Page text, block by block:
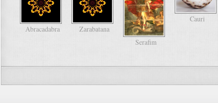
Abracadabra
Zarabatana
Serafim
Cauri